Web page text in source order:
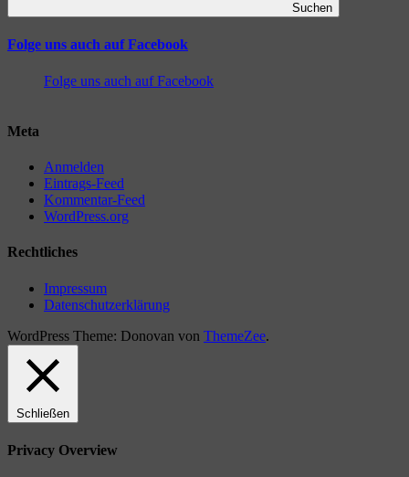
Suchen
Folge uns auch auf Facebook
Folge uns auch auf Facebook
Meta
Anmelden
Eintrags-Feed
Kommentar-Feed
WordPress.org
Rechtliches
Impressum
Datenschutzerklärung
WordPress Theme: Donovan von ThemeZee.
Schließen
Privacy Overview